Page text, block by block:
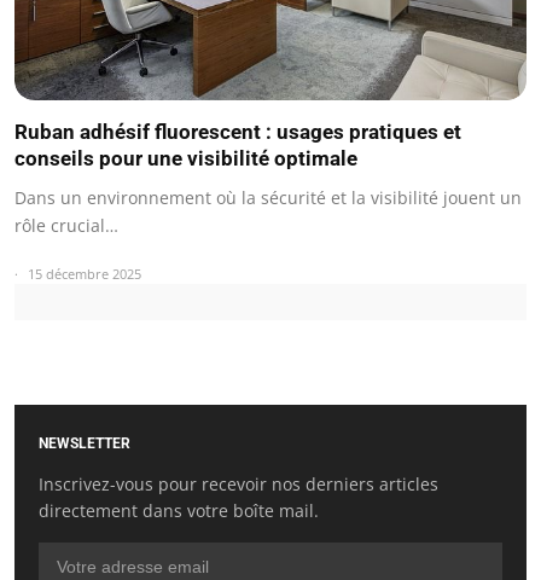
Ruban adhésif fluorescent : usages pratiques et
conseils pour une visibilité optimale
Dans un environnement où la sécurité et la visibilité jouent un
rôle crucial…
15 décembre 2025
NEWSLETTER
Inscrivez-vous pour recevoir nos derniers articles
directement dans votre boîte mail.